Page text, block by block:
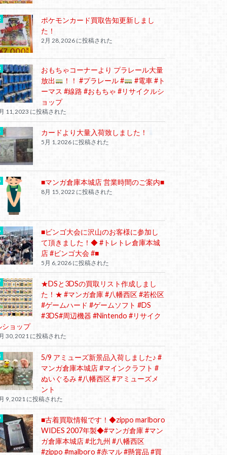
ポケモンカード買取告知更新しまし
た！
2月 28, 2026 に投稿された
おもちゃコーナーより プラレール大量
放出
！！ #プラレール #
#電車 #ト
ーマス #線路 #おもちゃ #リサイクルシ
ョップ
11, 2023 に投稿された
カードより大量入荷致しました！
5月 1, 2026 に投稿された
■マンガ倉庫本城店 営業時間のご案内■
8月 15, 2022 に投稿された
■ビンゴ大会に沢山のお客様に参加し
て頂きました！◆ #トレトレ倉庫本城
店 #ビンゴ大会 #■
5月 6, 2026 に投稿された
★DSと3DSの買取リスト作成しまし
た！★ #マンガ倉庫 #八幡西区 #若松区
#ゲームハード #ゲームソフト #DS
#3DS#周辺機器 #Nintendo #リサイク
ショップ
30, 2021 に投稿された
5/9 アミューズ新景品入荷しました♪ #
マンガ倉庫本城店 #マインクラフト #
ぬいぐるみ #八幡西区 #アミューズメ
ント
9, 2021 に投稿された
■古着買取情報です！◆zippo marlboro
WIDES 2007年製◆#マンガ倉庫 #マン
ガ倉庫本城店 #北九州 #八幡西区
#zippo #malboro #赤マル #懸賞品 #買